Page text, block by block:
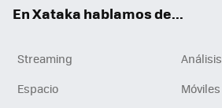
En Xataka hablamos de...
Streaming
Análisis
Espacio
Móviles